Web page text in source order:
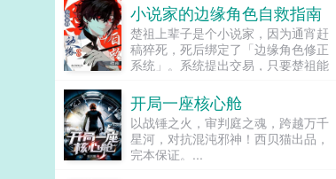
小说家的边缘角色自救指南
楚祖上辈子是个小说家，因为通宵赶
稿猝死，死后绑定了「边缘角色修正
系统」。系统提出交易，只要楚祖能
色，他就能重获新生。楚祖改人设是
吧？老擅长了！第一本读者A你可以
让反派降智，但你最好不要做梦觉得
读者也会降智，很难懂吗？还是读者
A靠靠靠！早说是大佬的局中局中局
开局一座核心舱
以战锤之火，审判庭之魂，跨越万千
星河，对抗混沌邪神！西贝猫出品，
完本保证。...